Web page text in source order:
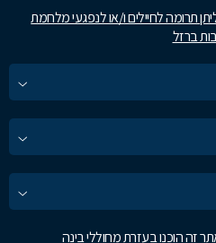
תרומה לחיילים ו/או לנפגעי מלחמת
ברזל
זה הוכנו בעזרת מחוללי בינה